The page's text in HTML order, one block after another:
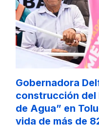
Gobernadora
construcción del
de Agua” en
vida de más de